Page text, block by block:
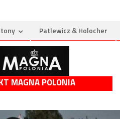
Patlewicz & Holocher
MAGNA POLONIA